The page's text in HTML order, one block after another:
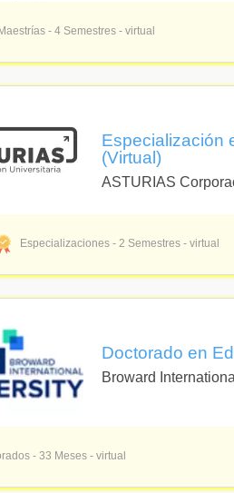
Maestrías - 4 Semestres - virtual
Especialización
(Virtual)
ASTURIAS
Especializaciones - 2 Semestres - virtual
Doctorado en
Broward
- 33 Meses - virtual